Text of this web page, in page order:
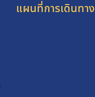
แผนที่การเดินทาง